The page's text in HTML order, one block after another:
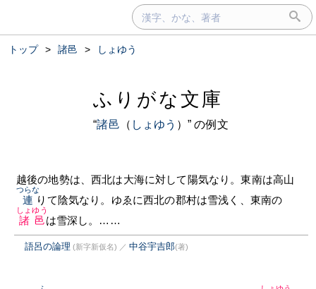
トップ > 諸邑 > しょゆう
ふりがな文庫
“諸邑 （ しょゆう ）” の例文
越後の地勢は、西北は大海に対して陽気なり。東南は高山
連
つらな
りて陰気なり。ゆゑに西北の郡村は雪浅く、東南の
諸邑
しょゆう
は雪深し。……
語呂の論理 (新字新仮名) ／ 中谷宇吉郎(著)